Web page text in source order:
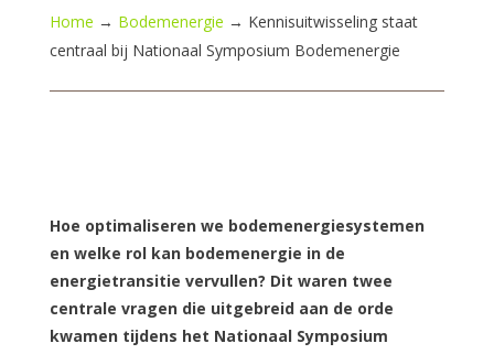
Home → Bodemenergie → Kennisuitwisseling staat
centraal bij Nationaal Symposium Bodemenergie
Hoe optimaliseren we bodemenergiesystemen
en welke rol kan bodemenergie in de
energietransitie vervullen? Dit waren twee
centrale vragen die uitgebreid aan de orde
kwamen tijdens het Nationaal Symposium